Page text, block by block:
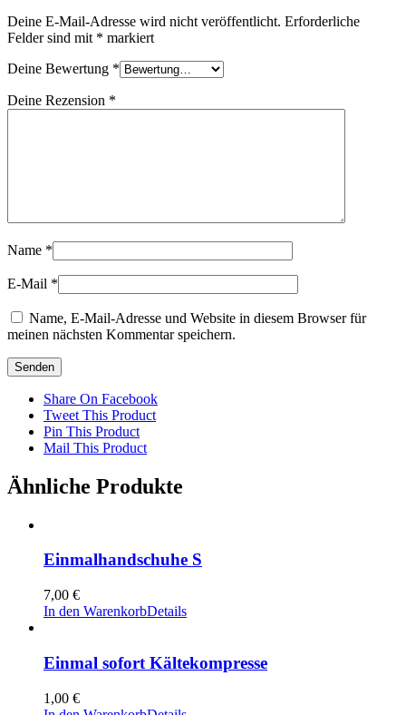
Deine E-Mail-Adresse wird nicht veröffentlicht. Erforderliche
Felder sind mit * markiert
Deine Bewertung *
Deine Rezension *
Name *
E-Mail *
Name, E-Mail-Adresse und Website in diesem Browser für
meinen nächsten Kommentar speichern.
Share On Facebook
Tweet This Product
Pin This Product
Mail This Product
Ähnliche Produkte
Einmalhandschuhe S
7,00 €
In den WarenkorbDetails
Einmal sofort Kältekompresse
1,00 €